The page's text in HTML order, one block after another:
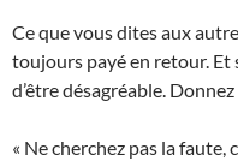
Ce que vous dites aux
toujours payé en retour.
d’être désagréable.
« Ne cherchez pas la faute,